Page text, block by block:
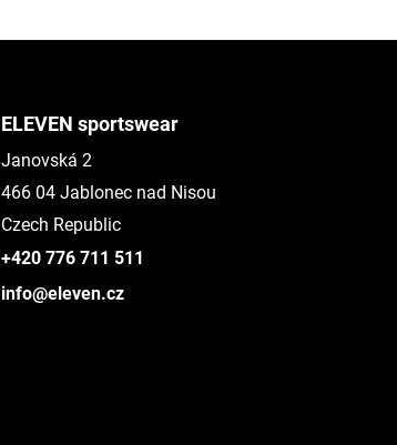
ELEVEN sportswear
Janovská 2
466 04 Jablonec nad Nisou
Czech Republic
+420 776 711 511
info@eleven.cz